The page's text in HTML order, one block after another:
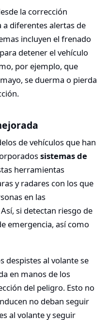
la corrección
diferentes alertas de
incluyen el frenado
detener el vehículo
por ejemplo, que
se duerma o pierda
de vehículos que han
sistemas de
herramientas
y radares con los que
en las
si detectan riesgo de
emergencia, así como
despistes al volante se
en manos de los
del peligro. Esto no
no deban seguir
al volante y seguir